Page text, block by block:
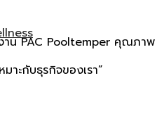
าน PAC Pooltemper คุณภาพ
าะกับธุรกิจของเรา”